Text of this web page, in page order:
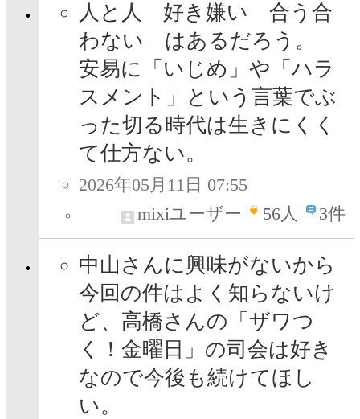
人と人 好き嫌い 合う合
わない はあるだろう。
安易に「いじめ」や「ハラ
スメント」という言葉でぶ
った切る時代は生きにくく
て仕方ない。
2026年05月11日 07:55
mixiユーザー
56人 3件
中山さんに興味がないから
今回の件はよく知らないけ
ど、高橋さんの「ザワつ
く！金曜日」の司会は好き
なので今後も続けてほし
い。